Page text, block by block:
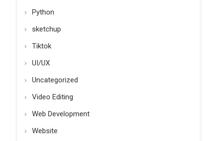
Python
sketchup
Tiktok
UI/UX
Uncategorized
Video Editing
Web Development
Website